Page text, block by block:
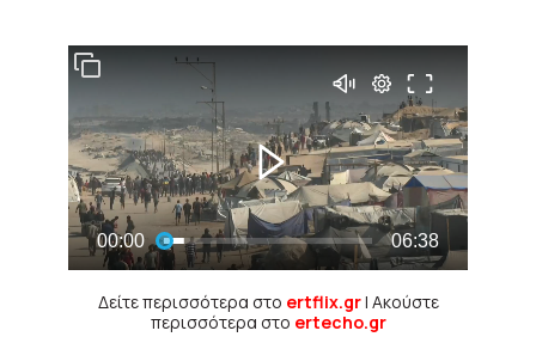
Δείτε περισσότερα στο ertflix.gr| Ακούστε
περισσότερα στο ertecho.gr